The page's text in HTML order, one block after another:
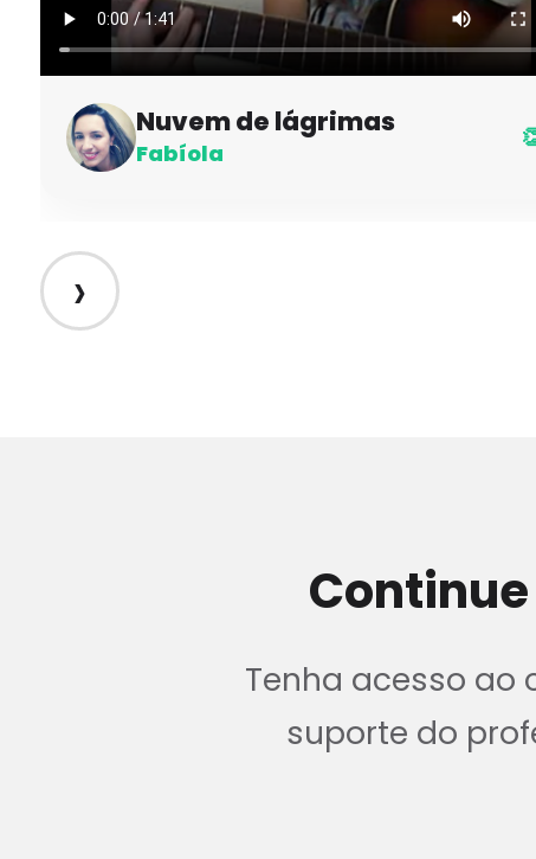
Nuvem de lágrimas
Fabíola
›
Tenha acesso ao
suporte do